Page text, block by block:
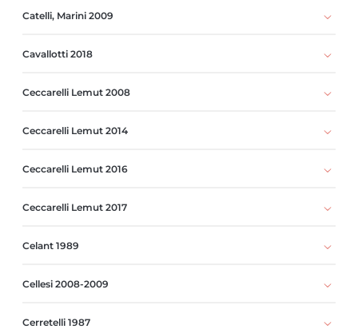
Catelli, Marini 2009
Cavallotti 2018
Ceccarelli Lemut 2008
Ceccarelli Lemut 2014
Ceccarelli Lemut 2016
Ceccarelli Lemut 2017
Celant 1989
Cellesi 2008-2009
Cerretelli 1987